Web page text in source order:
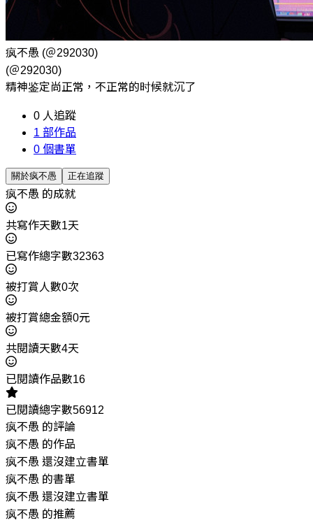
疯不愚 (＠292030)
(＠292030)
精神鉴定尚正常，不正常的时候就沉了
0 人追蹤
1 部作品
0 個書單
關於疯不愚 正在追蹤
疯不愚 的成就
共寫作天數1天
已寫作總字數32363
被打賞人數0次
被打賞總金額0元
共閱讀天數4天
已閱讀作品數16
已閱讀總字數56912
疯不愚 的評論
疯不愚 的作品
疯不愚 還沒建立書單
疯不愚 的書單
疯不愚 還沒建立書單
疯不愚 的推薦